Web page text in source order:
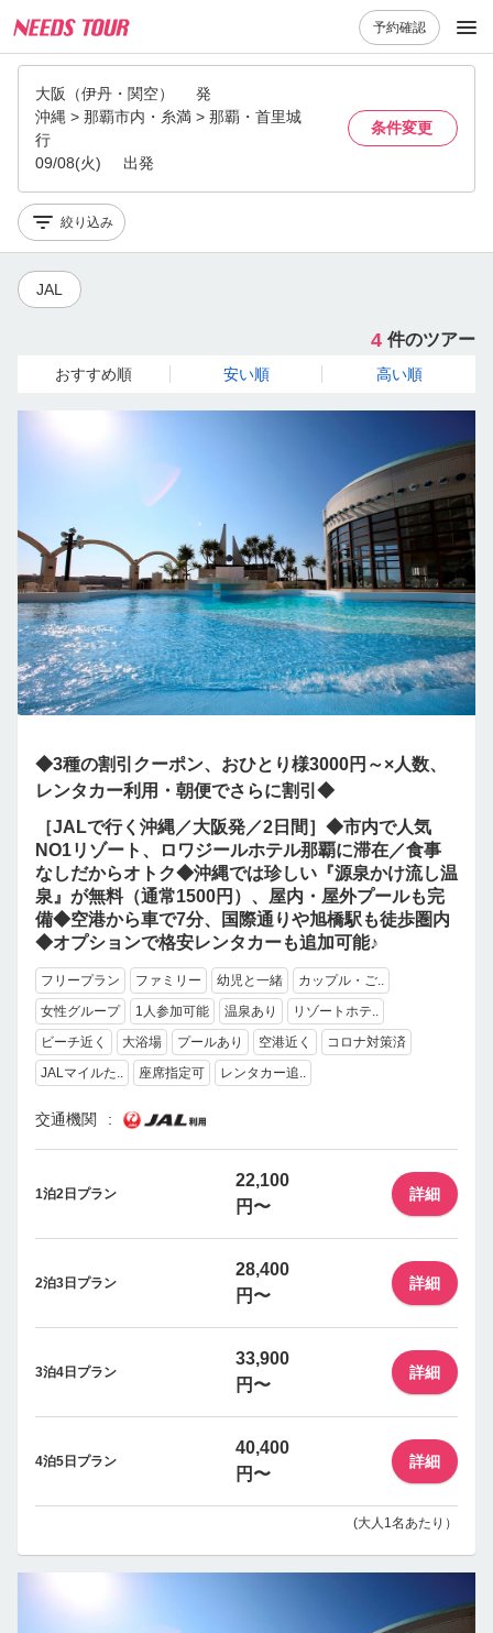
予約確認
大阪（伊丹・関空）
発
沖縄 > 那覇市内・糸満 > 那覇・首里城
行
09/08(火)
出発
条件変更
絞り込み
JAL
4 件のツアー
おすすめ順 安い順 高い順
◆3種の割引クーポン、おひとり様3000円～×人数、
レンタカー利用・朝便でさらに割引◆
［JALで行く沖縄／大阪発／2日間］◆市内で人気
NO1リゾート、ロワジールホテル那覇に滞在／食事
なしだからオトク◆沖縄では珍しい『源泉かけ流し温
泉』が無料（通常1500円）、屋内・屋外プールも完
備◆空港から車で7分、国際通りや旭橋駅も徒歩圏内
◆オプションで格安レンタカーも追加可能♪
フリープラン ファミリー 幼児と一緒
カップル・ご..
女性グループ
1人参加可能 温泉あり
リゾートホテ..
ビーチ近く
大浴場 プールあり 空港近く
コロナ対策済
JALマイルた..
座席指定可 レンタカー追..
交通機関
1泊2日プラン
22,100
円〜
詳細
2泊3日プラン
28,400
円〜
詳細
3泊4日プラン
33,900
円〜
詳細
4泊5日プラン
40,400
円〜
詳細
(大人1名あたり）